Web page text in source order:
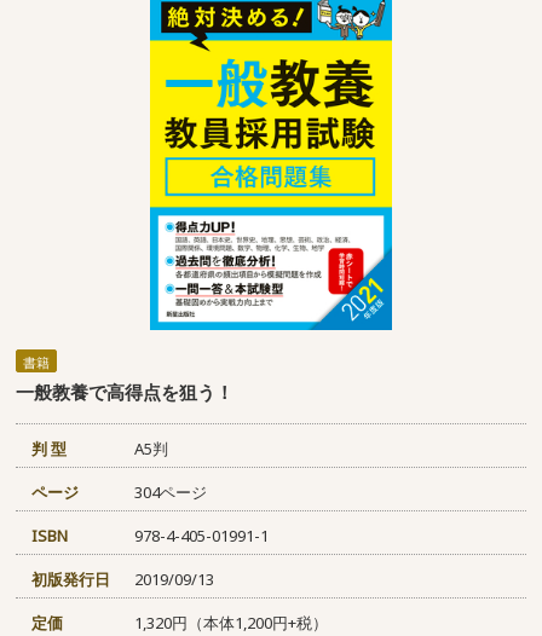
書籍
一般教養で高得点を狙う！
判 型
A5判
ページ
304ページ
ISBN
978-4-405-01991-1
初版発行日
2019/09/13
定価
1,320円（本体1,200円+税）